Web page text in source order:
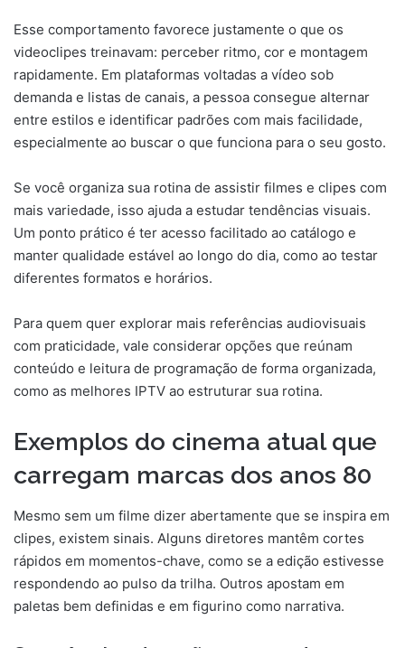
Esse comportamento favorece justamente o que os
videoclipes treinavam: perceber ritmo, cor e montagem
rapidamente. Em plataformas voltadas a vídeo sob
demanda e listas de canais, a pessoa consegue alternar
entre estilos e identificar padrões com mais facilidade,
especialmente ao buscar o que funciona para o seu gosto.
Se você organiza sua rotina de assistir filmes e clipes com
mais variedade, isso ajuda a estudar tendências visuais.
Um ponto prático é ter acesso facilitado ao catálogo e
manter qualidade estável ao longo do dia, como ao testar
diferentes formatos e horários.
Para quem quer explorar mais referências audiovisuais
com praticidade, vale considerar opções que reúnam
conteúdo e leitura de programação de forma organizada,
como as melhores IPTV ao estruturar sua rotina.
Exemplos do cinema atual que
carregam marcas dos anos 80
Mesmo sem um filme dizer abertamente que se inspira em
clipes, existem sinais. Alguns diretores mantêm cortes
rápidos em momentos-chave, como se a edição estivesse
respondendo ao pulso da trilha. Outros apostam em
paletas bem definidas e em figurino como narrativa.